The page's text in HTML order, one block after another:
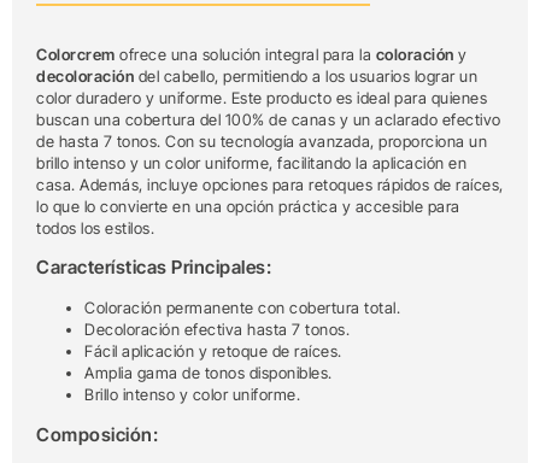
Colorcrem ofrece una solución integral para la coloración y
decoloración del cabello, permitiendo a los usuarios lograr un
color duradero y uniforme. Este producto es ideal para quienes
buscan una cobertura del 100% de canas y un aclarado efectivo
de hasta 7 tonos. Con su tecnología avanzada, proporciona un
brillo intenso y un color uniforme, facilitando la aplicación en
casa. Además, incluye opciones para retoques rápidos de raíces,
lo que lo convierte en una opción práctica y accesible para
todos los estilos.
Características Principales:
Coloración permanente con cobertura total.
Decoloración efectiva hasta 7 tonos.
Fácil aplicación y retoque de raíces.
Amplia gama de tonos disponibles.
Brillo intenso y color uniforme.
Composición: